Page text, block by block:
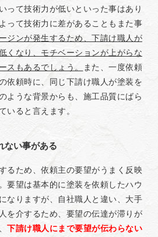
って技術力が低いといった事はあり
って技術力に差があることもまた事
ジンが発生するため、下請け職人が
くなり、モチベーションが上がらな
スもあるでしょう。
また、一度依頼
依頼時に、同じ下請け職人が塗装を
ような背景からも、施工品質にばら
いると言えます。
ない事がある
るため、依頼主の要望がうまく反映
要望は基本的に塗装を依頼したハウ
なりますが、自社職人と違い、大手
を介するため、要望の伝達が滞りが
下請け職人にまで要望が伝わらない